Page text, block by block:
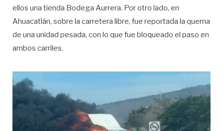
ellos una tienda Bodega Aurrera. Por otro lado, en
Ahuacatlán, sobre la carretera libre, fue reportada la quema
de una unidad pesada, con lo que fue bloqueado el paso en
ambos carriles.